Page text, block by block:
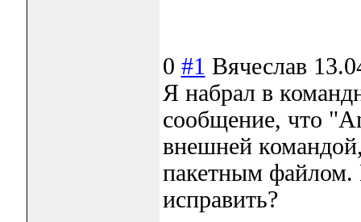
0 #1 Вячеслав
Я набрал в
сообщение, что
внешней
пакетным файлом.
исправить?